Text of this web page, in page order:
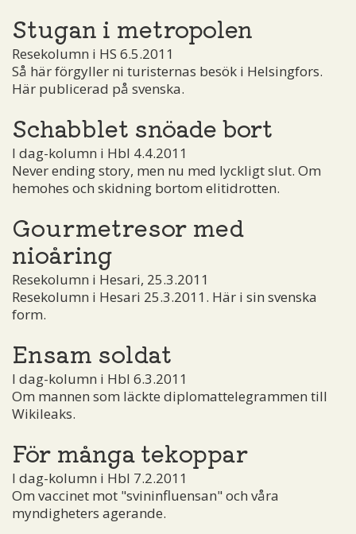
Stugan i metropolen
Resekolumn i HS 6.5.2011
Så här förgyller ni turisternas besök i Helsingfors.
Här publicerad på svenska.
Schabblet snöade bort
I dag-kolumn i Hbl 4.4.2011
Never ending story, men nu med lyckligt slut. Om
hemohes och skidning bortom elitidrotten.
Gourmetresor med
nioåring
Resekolumn i Hesari, 25.3.2011
Resekolumn i Hesari 25.3.2011. Här i sin svenska
form.
Ensam soldat
I dag-kolumn i Hbl 6.3.2011
Om mannen som läckte diplomattelegrammen till
Wikileaks.
För många tekoppar
I dag-kolumn i Hbl 7.2.2011
Om vaccinet mot "svininfluensan" och våra
myndigheters agerande.